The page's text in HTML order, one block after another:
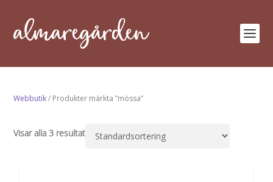
Webbutik/ Produkter märkta ”mössa”
Visar alla 3 resultat